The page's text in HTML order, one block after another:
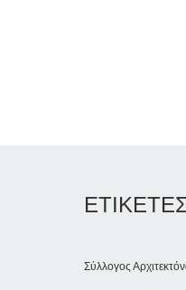
Σύλλογος